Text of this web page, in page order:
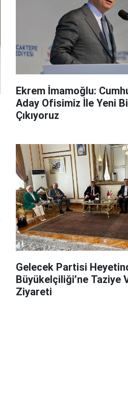
Ekrem İmamoğlu:
Aday Ofisimiz İle Yeni
Çıkıyoruz
Gelecek Partisi
Büyükelçiliği’ne Taziye
Ziyareti